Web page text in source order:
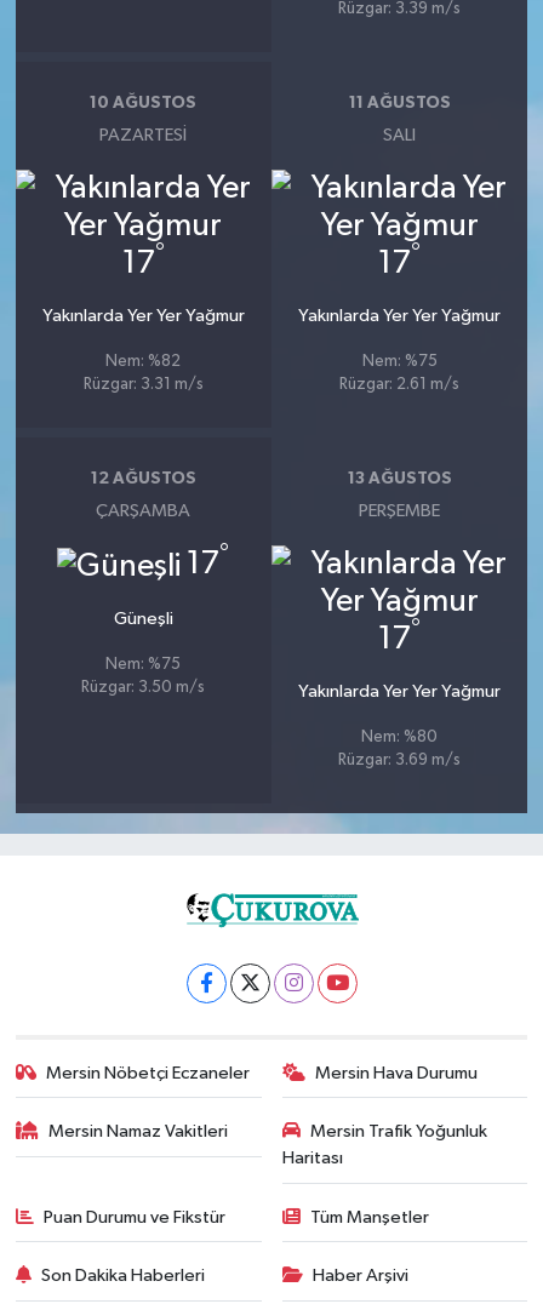
Rüzgar: 3.39 m/s
10 AĞUSTOS
PAZARTESI
17°
Yakınlarda Yer Yer Yağmur
Nem: %82
Rüzgar: 3.31 m/s
11 AĞUSTOS
SALI
17°
Yakınlarda Yer Yer Yağmur
Nem: %75
Rüzgar: 2.61 m/s
12 AĞUSTOS
ÇARŞAMBA
17°
Güneşli
Nem: %75
Rüzgar: 3.50 m/s
13 AĞUSTOS
PERŞEMBE
17°
Yakınlarda Yer Yer Yağmur
Nem: %80
Rüzgar: 3.69 m/s
Mersin Nöbetçi Eczaneler Mersin Hava Durumu
Mersin Namaz Vakitleri
Mersin Trafik Yoğunluk
Haritası
Puan Durumu ve Fikstür Tüm Manşetler
Son Dakika Haberleri Haber Arşivi